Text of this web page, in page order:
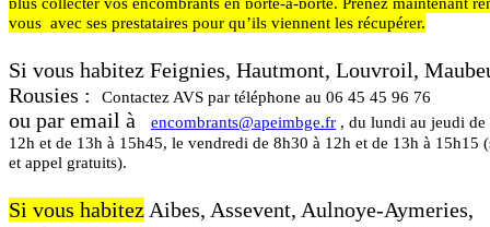
vous avec ses prestataires pour qu’ils viennent les récupérer.
Si vous habitez Feignies, Hautmont, Louvroil,
Rousies :
Contactez AVS par téléphone au 06 45 45 96 76
ou par email à encombrants@apeimbge.fr , du lundi au jeudi de
12h et de 13h à 15h45, le vendredi de 8h30 à 12h et de 13h à 15h15
et appel gratuits).
Si vous habitezAibes, Assevent, Aulnoye-Aymeries,